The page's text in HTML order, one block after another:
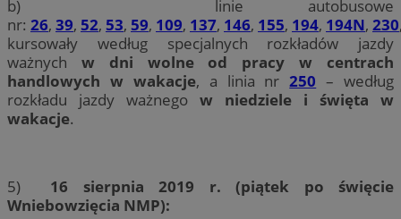
b) linie autobusowe
nr: 26, 39, 52, 53, 59, 109, 137, 146, 155, 194, 194N, 230
kursowały według specjalnych rozkładów jazdy
ważnych w dni wolne od pracy w centrach
handlowych w wakacje, a linia nr250 – według
rozkładu jazdy ważnego w niedziele i święta w
wakacje.
5) 16 sierpnia 2019 r.
(piątek po święcie
Wniebowzięcia NMP):